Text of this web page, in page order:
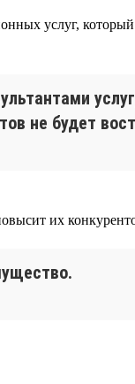
услуг,
не будет
их